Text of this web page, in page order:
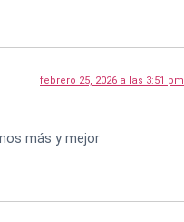
febrero 25, 2026 a las 3:51 pm
más y mejor